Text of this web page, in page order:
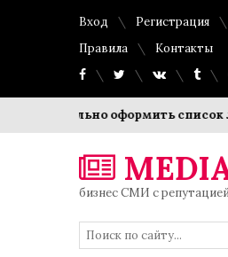
Вход Регистрация
Правила
Контакты
оформить список
бизнес СМИ с